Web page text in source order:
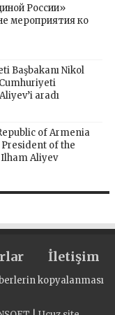
России»
мероприятия ко
Başbakanı Nikol
aradı
of Armenia
of the
Aliyev
İletişim
kopyalanması